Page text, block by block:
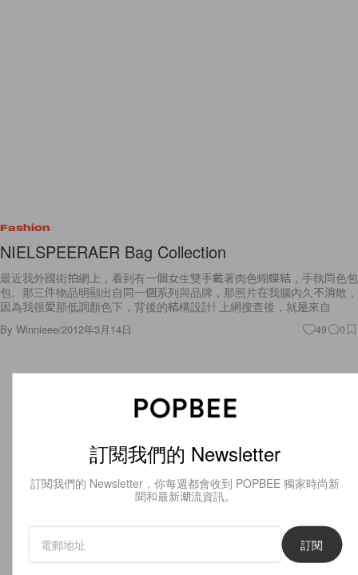
Fashion
NIELSPEERAER Bag Collection
最近我外國街拍網上，看到有一個女生雙手戴著肉色蝴蝶結，手執同色包
包。那三件物品明顯出自同一個系列與品牌，那照片在我腦內久不消散，
因為我很愛那低調顏色下，背後的結構設計! 上網搜查後，就是來自
By Winnieee/2012年3月14日 49 0
訂閱我們的 Newsletter
訂閱我們的 Newsletter，你每週都會收到 POPBEE 獨家時尚新
聞和最新潮流資訊。
訂閱